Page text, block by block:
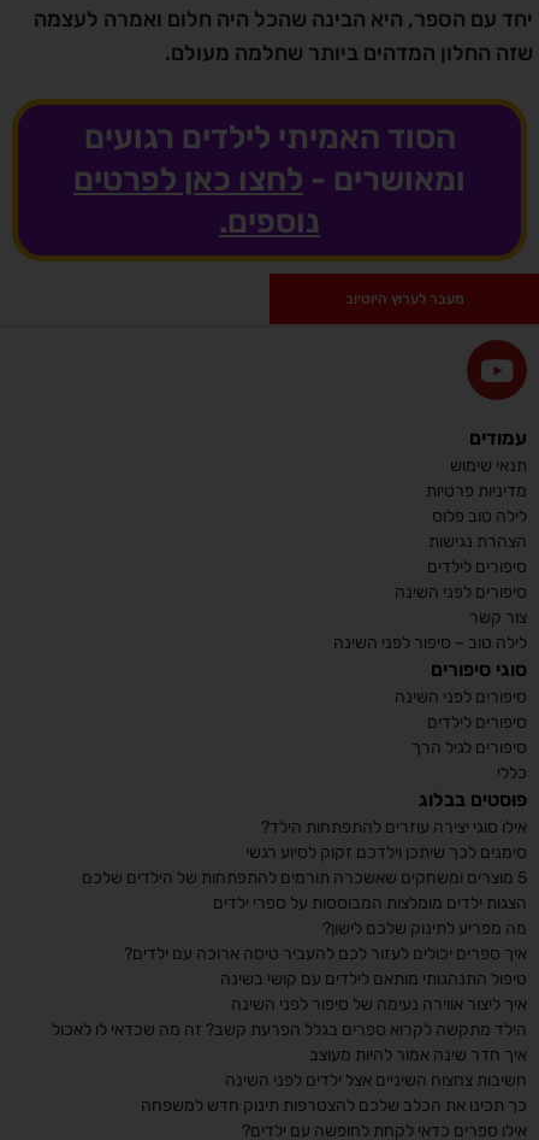
יחד עם הספר, היא הבינה שהכל היה חלום ואמרה לעצמה
שזה החלון המדהים ביותר שחלמה מעולם.
הסוד האמיתי לילדים רגועים
ומאושרים - לחצו כאן לפרטים
נוספים.
מעבר לערוץ היוטיוב
עמודים
תנאי שימוש
מדיניות פרטיות
לילה טוב פלוס
הצהרת נגישות
סיפורים לילדים
סיפורים לפני השינה
צור קשר
לילה טוב – סיפור לפני השינה
סוגי סיפורים
סיפורים לפני השינה
סיפורים לילדים
סיפורים לגיל הרך
כללי
פוסטים בבלוג
אילו סוגי יצירה עוזרים להתפתחות הילד?
סימנים לכך שיתכן וילדכם זקוק לסיוע רגשי
5 מוצרים ומשחקים שאשכרה תורמים להתפתחות של הילדים שלכם
הצגות ילדים מומלצות המבוססות על ספרי ילדים
מה מפריע לתינוק שלכם לישון?
איך ספרים יכולים לעזור לכם להעביר טיסה ארוכה עם ילדים?
טיפול התנהגותי מותאם לילדים עם קושי בשינה
איך ליצור אווירה נעימה של סיפור לפני השינה
הילד מתקשה לקרוא ספרים בגלל הפרעת קשב? זה מה שכדאי לו לאכול
איך חדר שינה אמור להיות מעוצב
חשיבות צחצוח השיניים אצל ילדים לפני השינה
כך תכינו את הכלב שלכם להצטרפות תינוק חדש למשפחה
אילו ספרים כדאי לקחת לחופשה עם ילדים?